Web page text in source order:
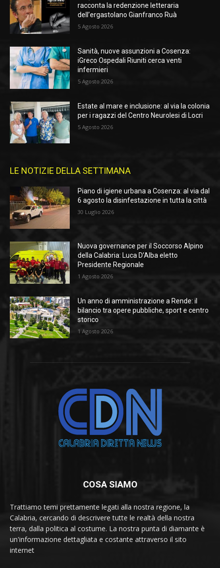
racconta la redenzione letteraria
dell’ergastolano Gianfranco Ruà
5 Agosto 2026
Sanità, nuove assunzioni a Cosenza:
iGreco Ospedali Riuniti cerca venti
infermieri
5 Agosto 2026
Estate al mare e inclusione: al via la colonia
per i ragazzi del Centro Neurolesi di Locri
5 Agosto 2026
LE NOTIZIE DELLA SETTIMANA
Piano di igiene urbana a Cosenza: al via dal
6 agosto la disinfestazione in tutta la città
30 Luglio 2026
Nuova governance per il Soccorso Alpino
della Calabria: Luca D’Alba eletto
Presidente Regionale
1 Agosto 2026
Un anno di amministrazione a Rende: il
bilancio tra opere pubbliche, sport e centro
storico
1 Agosto 2026
COSA SIAMO
Trattiamo temi prettamente legati alla nostra regione, la
Calabria, cercando di descrivere tutte le realtà della nostra
terra, dalla politica al costume. La nostra punta di diamante è
un'informazione dettagliata e costante attraverso il sito
internet